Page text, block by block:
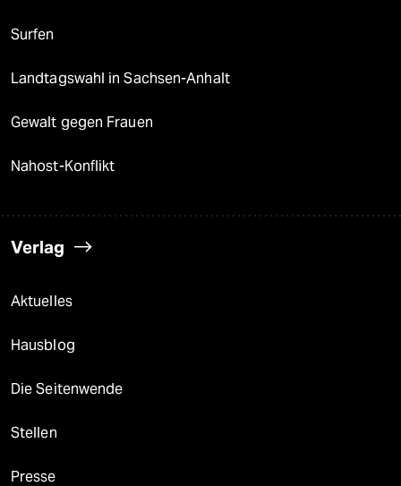
Surfen
Landtagswahl in Sachsen-Anhalt
Gewalt gegen Frauen
Nahost-Konflikt
Verlag
Aktuelles
Hausblog
Die Seitenwende
Stellen
Presse